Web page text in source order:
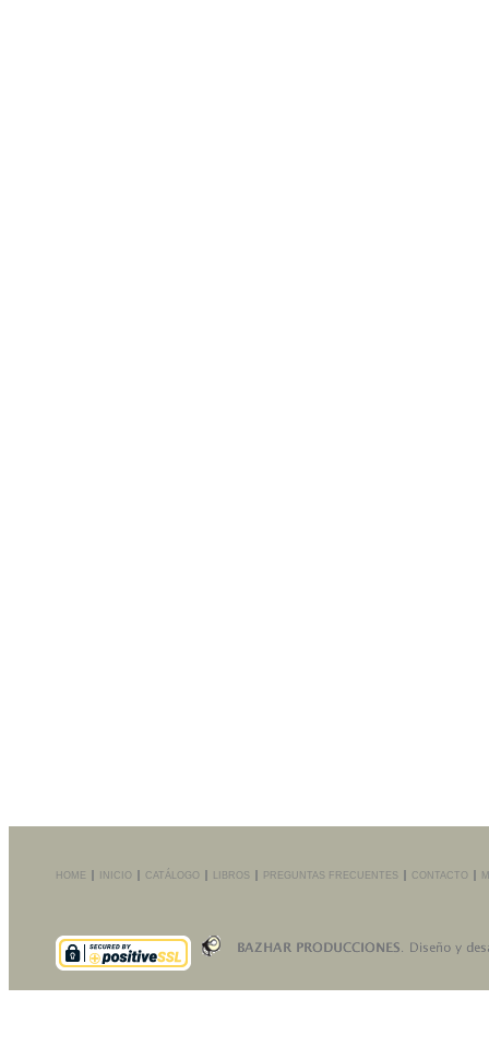
HOME INICIO CATÁLOGO LIBROS PREGUNTAS FRECUENTES CONTACTO